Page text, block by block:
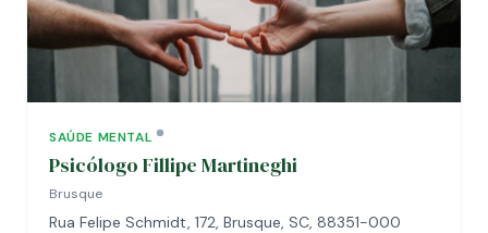
SAÚDE MENTAL
Psicólogo Fillipe Martineghi
Brusque
Rua Felipe Schmidt, 172, Brusque, SC, 88351-000